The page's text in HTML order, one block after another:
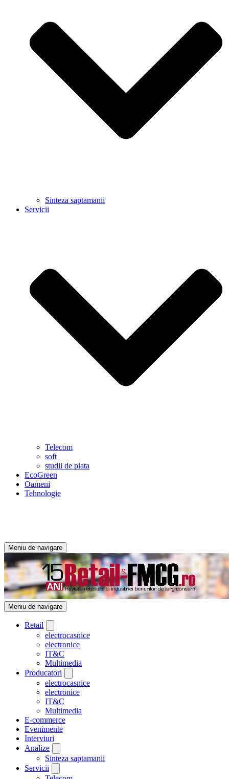
Sinteza saptamanii
Servicii
Telecom
soft
studii de piata
EcoGreen
Oameni
Tehnologie
Meniu de navigare
Meniu de navigare
Retail
electrocasnice
electronice
IT&C
Multimedia
Producatori
electrocasnice
electronice
IT&C
Multimedia
E-commerce
Evenimente
Interviuri
Analize
Sinteza saptamanii
Servicii